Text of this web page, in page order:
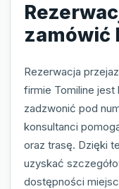
zamówić
Rezerwacja
firmie Tomiline
zadzwonić pod
konsultanci
oraz trasę. Dzięki
uzyskać
dostępności